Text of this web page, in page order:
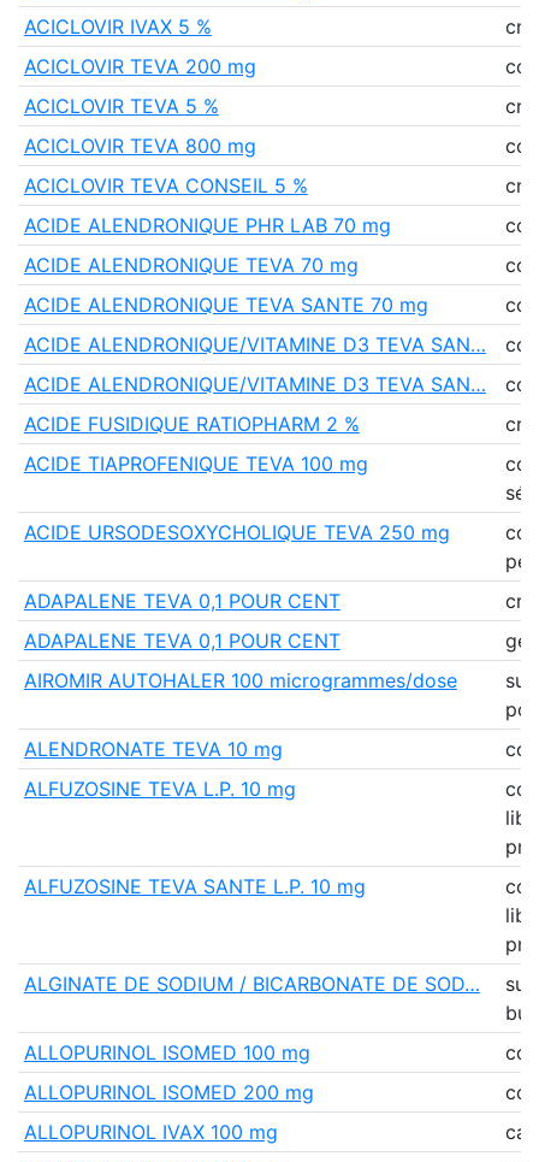
ACICLOVIR IVAX 5 %
ACICLOVIR TEVA 200 mg
ACICLOVIR TEVA 5 %
ACICLOVIR TEVA 800 mg
ACICLOVIR TEVA CONSEIL 5 %
ACIDE ALENDRONIQUE PHR LAB 70 mg
ACIDE ALENDRONIQUE TEVA 70 mg
ACIDE ALENDRONIQUE TEVA SANTE 70 mg
ACIDE ALENDRONIQUE/VITAMINE D3 TEVA SAN…
ACIDE ALENDRONIQUE/VITAMINE D3 TEVA SAN…
ACIDE FUSIDIQUE RATIOPHARM 2 %
ACIDE TIAPROFENIQUE TEVA 100 mg
ACIDE URSODESOXYCHOLIQUE TEVA 250 mg
ADAPALENE TEVA 0,1 POUR CENT
ADAPALENE TEVA 0,1 POUR CENT
gel
AIROMIR AUTOHALER 100 microgrammes/dose
ALENDRONATE TEVA 10 mg
ALFUZOSINE TEVA L.P. 10 mg
ALFUZOSINE TEVA SANTE L.P. 10 mg
ALGINATE DE SODIUM / BICARBONATE DE SOD…
ALLOPURINOL ISOMED 100 mg
ALLOPURINOL ISOMED 200 mg
ALLOPURINOL IVAX 100 mg